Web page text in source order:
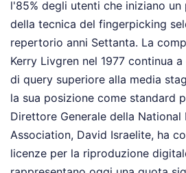
l'85% degli utenti che iniziano
della tecnica del fingerpicking
repertorio anni Settanta. La
Kerry Livgren nel 1977 continua
di query superiore alla media
la sua posizione come standard
Direttore Generale della National
Association, David Israelite, ha
licenze per la riproduzione